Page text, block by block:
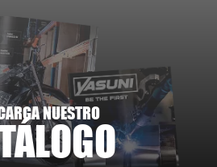
NUESTRO